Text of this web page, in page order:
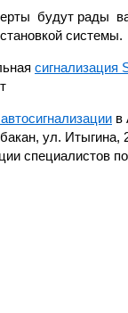
будут рады
системы.
сигнализация
в
ул. Итыгина,
специалистов